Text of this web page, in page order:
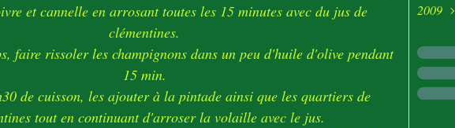
et cannelle en arrosant toutes les 15 minutes avec du jus de
clémentines.
faire rissoler les champignons dans un peu d'huile d'olive pendant
15 min.
de cuisson, les ajouter à la pintade ainsi que les quartiers de
tout en continuant d'arroser la volaille avec le jus.
Mars
Avril
Mai
Juin
Juillet
Mai
Août
Juin
Mai
Juin
Mai
Juin
Mai
Juin
2009